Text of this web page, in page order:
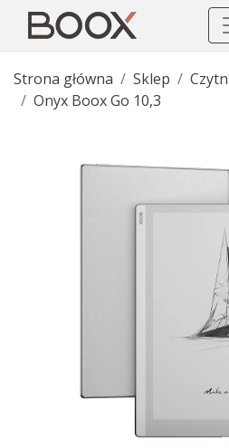
Strona główna Sklep
Onyx Boox Go 10,3